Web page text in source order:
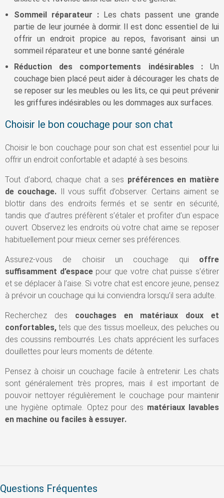
Sommeil réparateur :Les chats passent une grande
partie de leur journée à dormir. Il est donc essentiel de lui
offrir un endroit propice au repos, favorisant ainsi un
sommeil réparateur et une bonne santé générale
Réduction des comportements indésirables :Un
couchage bien placé peut aider à décourager les chats de
se reposer sur les meubles ou les lits, ce qui peut prévenir
les griffures indésirables ou les dommages aux surfaces.
Choisir le bon couchage pour son chat
Choisir le bon couchage pour son chat est essentiel pour lui
offrir un endroit confortable et adapté à ses besoins.
Tout d’abord, chaque chat a ses préférences en matière
de couchage. Il vous suffit d’observer. Certains aiment se
blottir dans des endroits fermés et se sentir en sécurité,
tandis que d’autres préfèrent s’étaler et profiter d’un espace
ouvert. Observez les endroits où votre chat aime se reposer
habituellement pour mieux cerner ses préférences.
Assurez-vous de choisir un couchage qui offre
suffisamment d’espacepour que votre chat puisse s’étirer
et se déplacer à l’aise. Si votre chat est encore jeune, pensez
à prévoir un couchage qui lui conviendra lorsqu’il sera adulte.
Recherchez des couchages en matériaux doux et
confortables, tels que des tissus moelleux, des peluches ou
des coussins rembourrés. Les chats apprécient les surfaces
douillettes pour leurs moments de détente.
Pensez à choisir un couchage facile à entretenir. Les chats
sont généralement très propres, mais il est important de
pouvoir nettoyer régulièrement le couchage pour maintenir
une hygiène optimale. Optez pour des matériaux lavables
en machine ou faciles à essuyer.
Questions Fréquentes